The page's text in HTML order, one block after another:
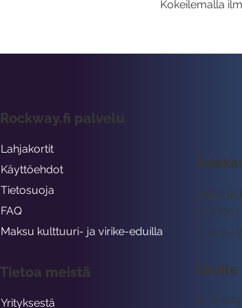
Kokeilemalla
Arkisin
045 7731
Osoite
Rockway.fi palvelu
Lahjakortit
Käyttöehdot
Tietosuoja
FAQ
Maksu kulttuuri- ja virike-eduilla
Tietoa meistä
Yrityksestä